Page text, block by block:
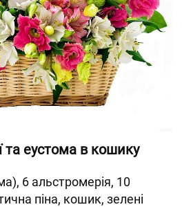
та еустома в кошику
6 альстромерія, 10
піна, кошик, зелені